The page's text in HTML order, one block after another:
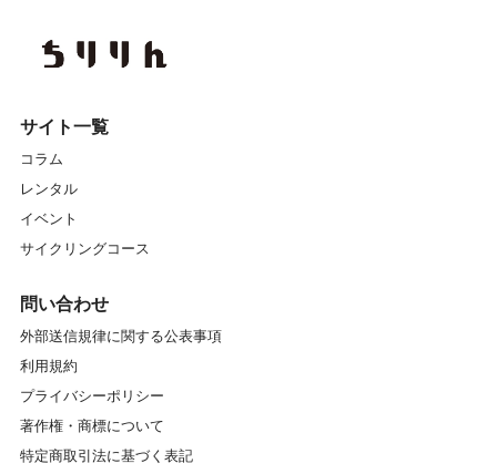
サイト一覧
コラム
レンタル
イベント
サイクリングコース
問い合わせ
外部送信規律に関する公表事項
利用規約
プライバシーポリシー
著作権・商標について
特定商取引法に基づく表記